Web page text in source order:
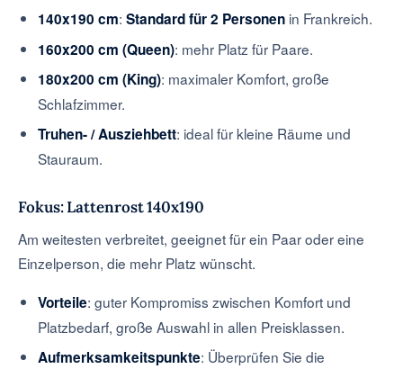
140x190 cm:Standard für 2 Personen in Frankreich.
160x200 cm (Queen): mehr Platz für Paare.
180x200 cm (King): maximaler Komfort, große
Schlafzimmer.
Truhen- / Ausziehbett: ideal für kleine Räume und
Stauraum.
Fokus: Lattenrost140x190
Am weitesten verbreitet, geeignet für ein Paar oder eine
Einzelperson, die mehr Platz wünscht.
Vorteile: guter Kompromiss zwischen Komfort und
Platzbedarf, große Auswahl in allen Preisklassen.
Aufmerksamkeitspunkte: Überprüfen Sie die